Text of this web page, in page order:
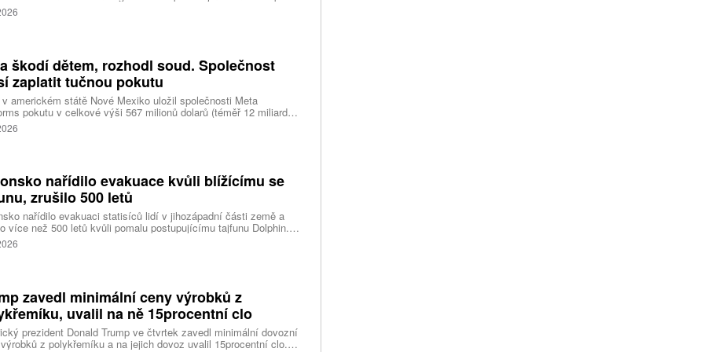
centrum ruského internetového prodejce Wildberries.
o tom informovala bez podrobností na síti Telegram.
škodí dětem, rozhodl soud. Společnost
zaplatit tučnou pokutu
americkém státě Nové Mexiko uložil společnosti Meta
pokutu v celkové výši 567 milionů dolarů (téměř 12 miliard
za újmu, kterou její platformy Facebook a Instagram působí
lidem. Firma musí změnit způsob ověřování věku.
nařídilo evakuace kvůli blížícímu se
zrušilo 500 letů
nařídilo evakuaci statisíců lidí v jihozápadní části země a
více než 500 letů kvůli pomalu postupujícímu tajfunu Dolphin.
meteorologů přinese tajfun do oblasti silný vítr, prudký déšť a
vlny, píše agentura Reuters. Dolphin je tajfunem první, tedy
meteorologická agentura (JMA).
zavedl minimální ceny výrobků z
uvalil na ně 15procentní clo
prezident Donald Trump ve čtvrtek zavedl minimální dovozní
z polykřemíku a na jejich dovoz uvalil 15procentní clo.